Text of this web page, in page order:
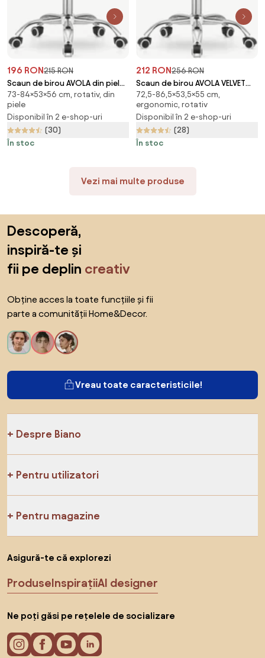
196 RON215 RON
Scaun de birou AVOLA din piele
ecologica, roz
73-84×53×56 cm, rotativ, din
piele
Disponibil în 2 e-shop-uri
(30)
În stoc
212 RON256 RON
Scaun de birou AVOLA VELVET
roz inchis
72,5-86,5×53,5×55 cm,
ergonomic, rotativ
Disponibil în 2 e-shop-uri
(28)
În stoc
Vezi mai multe produse
Descoperă,
inspiră-te și
fii pe deplin creativ
Obține acces la toate funcțiile și fii
parte a comunității Home&Decor.
Vreau toate caracteristicile!
Despre Biano
Pentru utilizatori
Pentru magazine
Asigură-te că explorezi
ProduseInspirațiiAI designer
Ne poți găsi pe rețelele de socializare